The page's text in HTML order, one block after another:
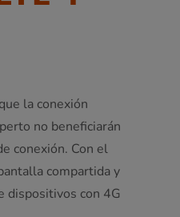
la conexión
no beneficiarán
conexión. Con el
compartida y
dispositivos con 4G